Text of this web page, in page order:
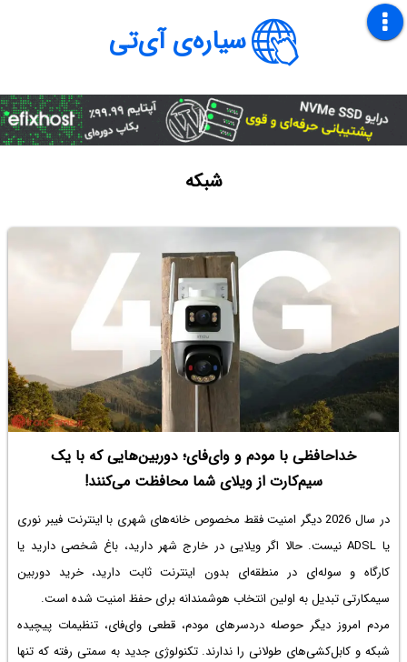
سیاره‌ی آی‌تی
شبکه
خداحافظی با مودم و وای‌فای؛ دوربین‌هایی که با یک
سیم‌کارت از ویلای شما محافظت می‌کنند!
در سال 2026 دیگر امنیت فقط مخصوص خانه‌های شهری با اینترنت فیبر نوری
یا ADSL نیست. حالا اگر ویلایی در خارج شهر دارید، باغ شخصی دارید یا
کارگاه و سوله‌ای در منطقه‌ای بدون اینترنت ثابت دارید، خرید دوربین
سیمکارتی تبدیل به اولین انتخاب هوشمندانه برای حفظ امنیت شده است.
مردم امروز دیگر حوصله دردسرهای مودم، قطعی وای‌فای، تنظیمات پیچیده
شبکه و کابل‌کشی‌های طولانی را ندارند. تکنولوژی جدید به سمتی رفته که تنها